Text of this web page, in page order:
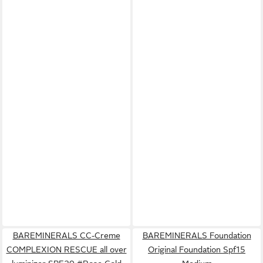
BAREMINERALS CC-Creme
COMPLEXION RESCUE all over
BAREMINERALS Foundation
Original Foundation Spf15